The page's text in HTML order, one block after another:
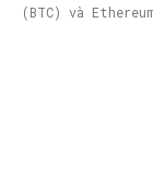
(BTC) và